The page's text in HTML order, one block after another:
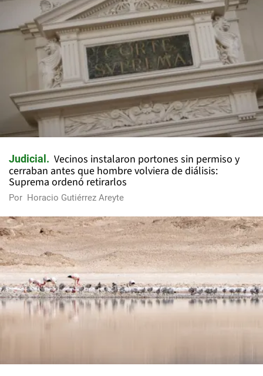
Judicial
Vecinos instalaron portones sin permiso y
cerraban antes que hombre volviera de diálisis:
Suprema ordenó retirarlos
Por Horacio Gutiérrez Areyte